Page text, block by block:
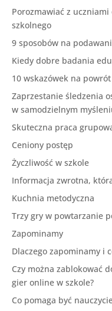
Porozmawiać z
szkolnego
9 sposobów na
Kiedy dobre badania
10 wskazówek na powrót
Zaprzestanie śledzenia
w samodzielnym
Skuteczna praca
Ceniony postęp
Życzliwość w szkole
Informacja zwrotna,
Kuchnia metodyczna
Trzy gry w powtarzanie
Zapominamy
Dlaczego zapominamy i
Czy można zablokować
gier online w szkole?
Co pomaga być